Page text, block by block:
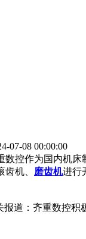
07-08 00:00:00
控作为国内机
机、 磨齿机进行
道：齐重数控